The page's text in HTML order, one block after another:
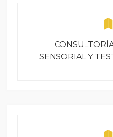
SENSORIAL Y